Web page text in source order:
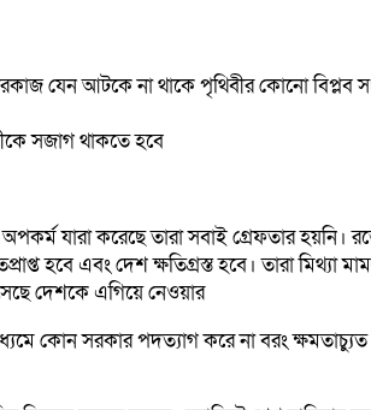
যেন আটকে না থাকে পৃথিবীর কোনো বিপ্লব
সজাগ থাকতে হবে
যারা করেছে তারা সবাই গ্রেফতার হয়নি।
হবে এবং দেশ ক্ষতিগ্রস্ত হবে। তারা মিথ্যা
দেশকে এগিয়ে নেওয়ার
কোন সরকার পদত্যাগ করে না বরং